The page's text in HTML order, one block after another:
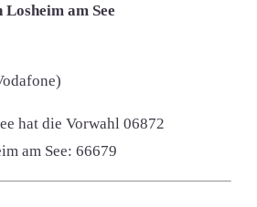
am See
hat die Vorwahl 06872
am See: 66679